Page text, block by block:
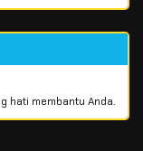
hati membantu Anda.